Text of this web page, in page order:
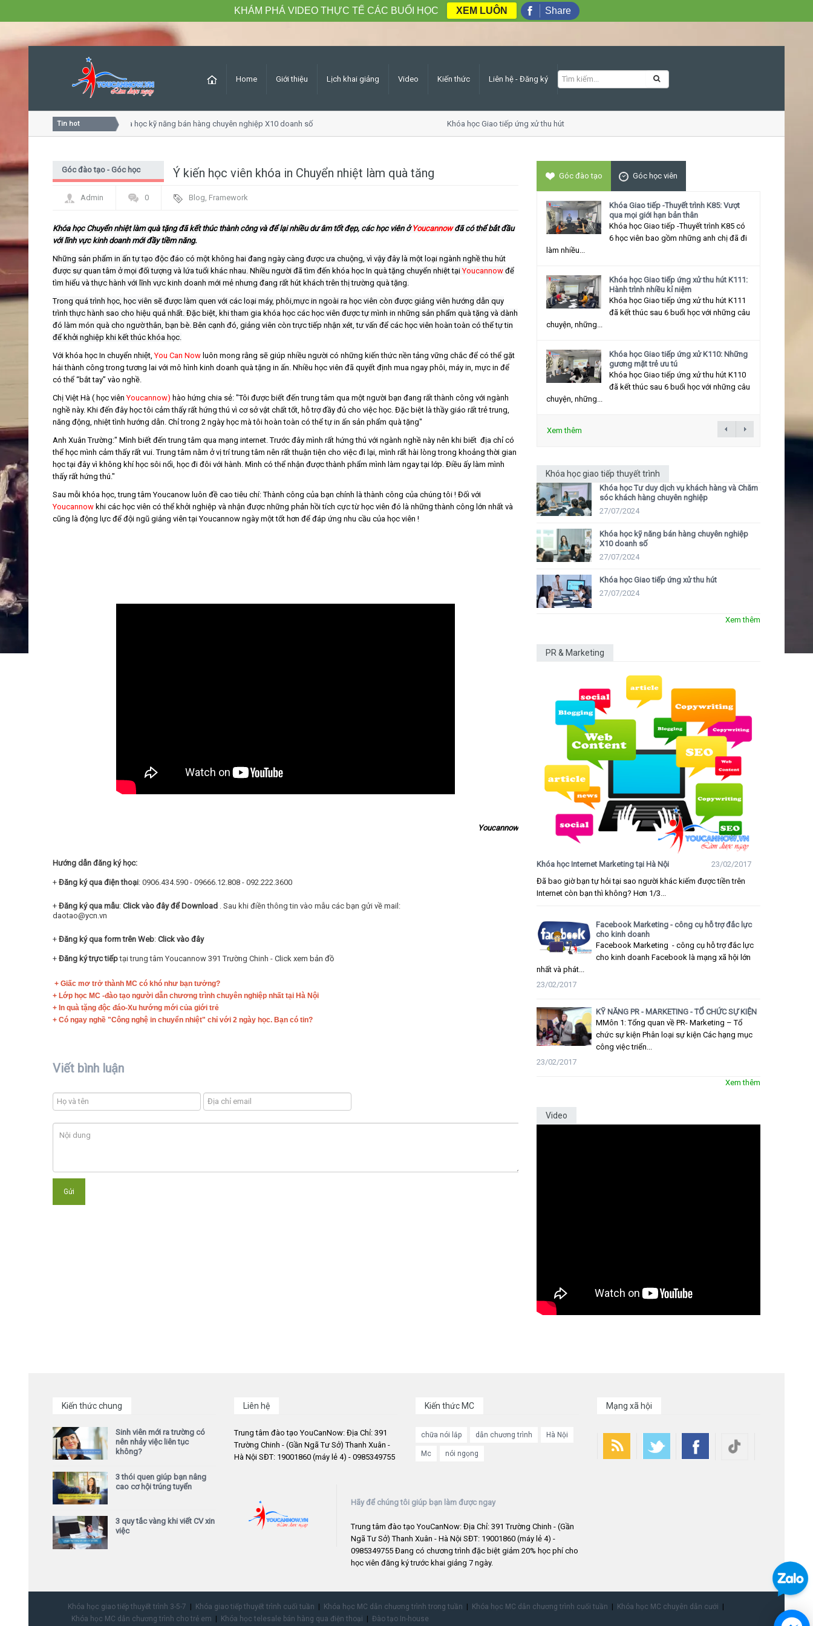
Home Giới thiệu Lịch khai giảng Video Kiến thức Liên hệ - Đăng ký
Tin hot Khóa học kỹ năng bán hàng chuyên nghiệp X10 doanh số Khóa học Giao tiếp ứng xử thu hút
Ý kiến học viên khóa in Chuyển nhiệt làm quà tăng
Góc đào tạo - Góc học
Admin
0 Blog, Framework
Khóa học Chuyển nhiệt làm quà tặng đã kết thúc thành công và để lại nhiều dư âm tốt đẹp, các học viên ởYoucannowđã có thể bắt đầu
với lĩnh vực kinh doanh mới đầy tiềm năng.
Những sản phẩm in ấn tự tạo độc đáo có một không hai đang ngày càng được ưa chuộng, vì vậy đây là một loại ngành nghề thu hút
được sự quan tâm ở mọi đối tượng và lứa tuổi khác nhau. Nhiều người đã tìm đến khóa học In quà tặng chuyển nhiệt tạiYoucannow để
tìm hiểu và thực hành với lĩnh vực kinh doanh mới mẻ nhưng đang rất hút khách trên thị trường quà tặng.
Trong quá trình học, học viên sẽ được làm quen với các loại máy, phôi,mực in ngoài ra học viên còn được giảng viên hướng dẫn quy
trình thực hành sao cho hiệu quả nhất. Đặc biệt, khi tham gia khóa học các học viên được tự mình in những sản phẩm quà tặng và dành
đó làm món quà cho ngườ thân, bạn bè. Bên cạnh đó, giảng viên còn trực tiếp nhận xét, tư vấn để các học viên hoàn toàn có thể tự tin
để khởi nghiệp khi kết thúc khóa học.
Với khóa học In chuyển nhiệt,You Can Now luôn mong rằng sẽ giúp nhiều người có những kiến thức nền tảng vững chắc để có thể gặt
hái thành công trong tương lai với mô hình kinh doanh quà tặng in ấn. Nhiều học viên đã quyết định mua ngay phôi, máy in, mực in để
có thể “bắt tay” vào nghề.
Chị Việt Hà ( học viênYoucannow) hào hứng chia sẻ: "Tôi được biết đến trung tâm qua một người bạn đang rất thành công với ngành
nghề này. Khi đến đây học tôi cảm thấy rất hứng thú vì cơ sở vật chất tốt, hỗ trợ đầy đủ cho việc học. Đặc biệt là thầy giáo rất trẻ trung,
năng động, nhiệt tình hướng dẫn. Chỉ trong 2 ngày học mà tôi hoàn toàn có thể tự in ấn sản phẩm quà tặng"
Anh Xuân Trường:" Mình biết đến trung tâm qua mạng internet. Trước đây mình rất hứng thú với ngành nghề này nên khi biết địa chỉ có
thể học mình cảm thấy rất vui. Trung tâm nằm ở vị trí trung tâm nên rất thuận tiện cho việc đi lại, mình rất hài lòng trong khoảng thời gian
học tại đây vì không khí học sôi nổi, học đi đôi với hành. Mình có thể nhận được thành phẩm mình làm ngay tại lớp. Điều ấy làm mình
thấy rất hứng thú."
Sau mỗi khóa học, trung tâm Youcanow luôn đề cao tiêu chí: Thành công của bạn chính là thành công của chúng tôi ! Đối với
Youcannow khi các học viên có thể khởi nghiệp và nhận được những phản hồi tích cực từ học viên đó là những thành công lớn nhất và
cũng là động lực để đội ngũ giảng viên tại Youcannow ngày một tốt hơn để đáp ứng nhu cầu của học viên !
Youcannow
Hướng dẫn đăng ký học:
+ Đăng ký qua điện thoại: 0906.434.590 - 09666.12.808 - 092.222.3600
+ Đăng ký qua mẫu: Click vào đây để Download . Sau khi điền thông tin vào mẫu các bạn gửi về mail:
daotao@ycn.vn
+ Đăng ký qua form trên Web: Click vào đây
+ Đăng ký trực tiếptại trung tâm Youcannow 391 Trường Chinh - Click xem bản đồ
+ Giấc mơ trở thành MC có khó như bạn tưởng?
+ Lớp học MC -đào tạo người dẫn chương trình chuyên nghiệp nhất tại Hà Nội
+ ​ In quà tặng độc đáo-Xu hướng mới của giới trẻ
+ Có ngay nghề "Công nghệ in chuyển nhiệt" chỉ với 2 ngày học. Bạn có tin?
Viết bình luận
Góc đào tạo Góc học viên
Khóa Giao tiếp -Thuyết trình K85: Vượt
qua mọi giới hạn bản thân
Khóa học Giao tiếp -Thuyết trình K85 có
6 học viên bao gồm những anh chị đã đi
làm nhiều...
Khóa học Giao tiếp ứng xử thu hút K111:
Hành trình nhiều kỉ niệm
Khóa học Giao tiếp ứng xử thu hút K111
đã kết thúc sau 6 buổi học với những câu
chuyện, những...
Khóa học Giao tiếp ứng xử K110: Những
gương mặt trẻ ưu tú
Khóa học Giao tiếp ứng xử thu hút K110
đã kết thúc sau 6 buổi học với những câu
chuyện, những...
Xem thêm
Khóa học giao tiếp thuyết trình
Khóa học Tư duy dịch vụ khách hàng và Chăm
sóc khách hàng chuyên nghiệp
27/07/2024
Khóa học kỹ năng bán hàng chuyên nghiệp
X10 doanh số
27/07/2024
Khóa học Giao tiếp ứng xử thu hút
27/07/2024
Xem thêm
PR & Marketing
Khóa học Internet Marketing tại Hà Nội
23/02/2017
Đã bao giờ bạn tự hỏi tại sao người khác kiếm được tiền trên
Internet còn bạn thì không? Hơn 1/3...
Facebook Marketing - công cụ hỗ trợ đắc lực
cho kinh doanh
Facebook Marketing - công cụ hỗ trợ đắc lực
cho kinh doanh Facebook là mạng xã hội lớn
nhất và phát...
23/02/2017
KỸ NĂNG PR - MARKETING - TỔ CHỨC SỰ KIỆN
MMôn 1: Tổng quan về PR- Marketing – Tổ
chức sự kiện Phân loại sự kiện Các hạng mục
công việc triển...
23/02/2017
Xem thêm
Video
Kiến thức chung
Sinh viên mới ra trường có
nên nhảy việc liên tục
không?
3 thói quen giúp bạn nâng
cao cơ hội trúng tuyển
3 quy tắc vàng khi viết CV xin
việc
Liên hệ
Trung tâm đào tạo YouCanNow: Địa Chỉ: 391
Trường Chinh - (Gần Ngã Tư Sở) Thanh Xuân -
Hà Nội SĐT: 19001860 (máy lẻ 4) - 0985349755
Kiến thức MC
chữa nói lắp dẫn chương trình Hà Nội
Mc nói ngọng
Mạng xã hội
Hãy để chúng tôi giúp bạn làm được ngay
Trung tâm đào tạo YouCanNow: Địa Chỉ: 391 Trường Chinh - (Gần
Ngã Tư Sở) Thanh Xuân - Hà Nội SĐT: 19001860 (máy lẻ 4) -
0985349755 Đang có chương trình đặc biệt giảm 20% học phí cho
học viên đăng ký trước khai giảng 7 ngày.
Khóa học giao tiếp thuyết trình 3-5-7 Khóa giao tiếp thuyết trình cuối tuần Khóa học MC dẫn chương trình trong tuần Khóa học MC dẫn chương trình cuối tuần
Khóa học MC chuyên dẫn cưới
Khóa học MC dẫn chương trình cho trẻ em
Khóa học telesale bán hàng qua điện thoại Đào tạo In-house
KHÁM PHÁ VIDEO THỰC TẾ CÁC BUỔI HỌC XEM LUÔN Share